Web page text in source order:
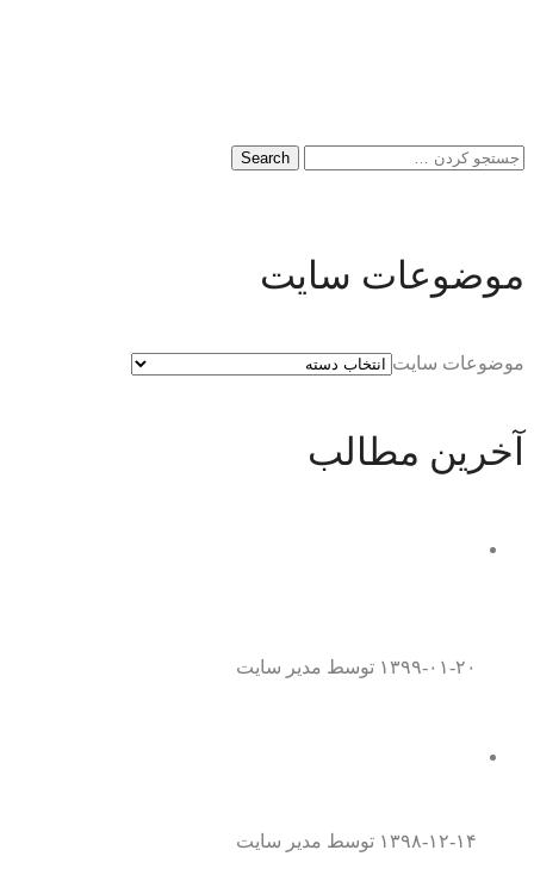
موضوعات سایت
موضوعات سایت
آخرین مطالب
۱۳۹۹-۰۱-۲۰ توسط مدیر سایت
۱۳۹۸-۱۲-۱۴ توسط مدیر سایت